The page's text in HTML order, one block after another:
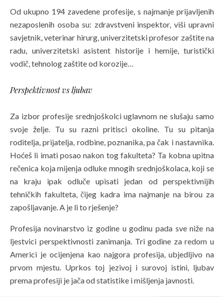
Od ukupno 194 zavedene profesije, s najmanje prijavljenih
nezaposlenih osoba su: zdravstveni inspektor, viši upravni
savjetnik, veterinar hirurg, univerzitetski profesor zaštite na
radu, univerzitetski asistent historije i hemije, turistički
vodič, tehnolog zaštite od korozije…
Perspektivnost vs ljubav
Za izbor profesije srednjoškolci uglavnom ne slušaju samo
svoje želje. Tu su razni pritisci okoline. Tu su pitanja
roditelja, prijatelja, rodbine, poznanika, pa čak i nastavnika.
Hoćeš li imati posao nakon tog fakulteta? Ta kobna upitna
rečenica koja mijenja odluke mnogih srednjoškolaca, koji se
na kraju ipak odluče upisati jedan od perspektivnijih
tehničkih fakulteta, čijeg kadra ima najmanje na birou za
zapošljavanje. A je li to rješenje?
Profesija novinarstvo iz godine u godinu pada sve niže na
ljestvici perspektivnosti zanimanja. Tri godine za redom u
Americi je ocijenjena kao najgora profesija, ubjedljivo na
prvom mjestu. Uprkos toj jezivoj i surovoj istini, ljubav
prema profesiji je jača od statistike i mišljenja javnosti.